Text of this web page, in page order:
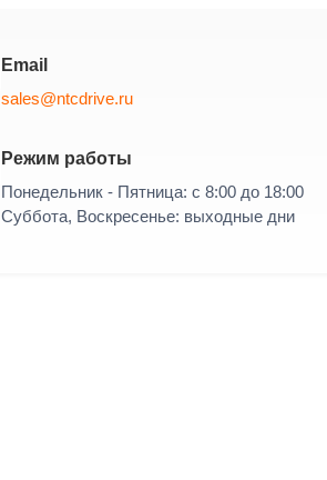
Email
sales@ntcdrive.ru
Режим работы
Понедельник - Пятница: с 8:00 до 18:00
Суббота, Воскресенье: выходные дни